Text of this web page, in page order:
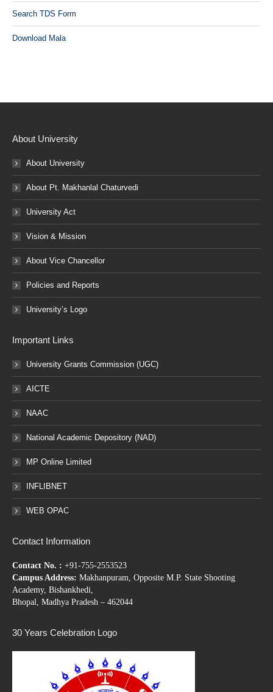
Search TDS Form
Download Mala
About University
About University
About Pt. Makhanlal Chaturvedi
University Act
Vision & Mission
About Vice Chancellor
Policies and Reports
University’s Logo
Important Links
University Grants Commission (UGC)
AICTE
NAAC
National Academic Depository (NAD)
MP Online Limited
INFLIBNET
WEB OPAC
Contact Information
Contact No. : +91-755-2553523
Campus Address: Makhanpuram, Opposite M.P. State Shooting
Academy, Bishankhedi,
Bhopal, Madhya Pradesh – 462044
30 Years Celebration Logo